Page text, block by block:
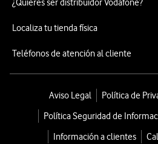
¿Quieres ser distribuidor Vodafone?
Localiza tu tienda física
Teléfonos de atención al cliente
Aviso Legal
Política de
Política Seguridad de
Información a clientes